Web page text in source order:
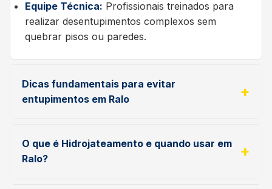
Equipe Técnica: Profissionais treinados para
realizar desentupimentos complexos sem
quebrar pisos ou paredes.
Dicas fundamentais para evitar
entupimentos em Ralo
O que é Hidrojateamento e quando usar em
Ralo?